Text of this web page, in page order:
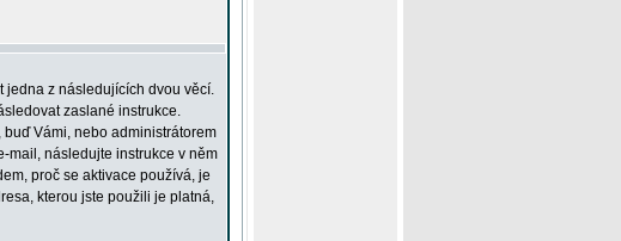
jedna z následujících dvou věcí.
zaslané instrukce.
Vámi, nebo administrátorem
mail, následujte instrukce v něm
proč se aktivace používá, je
kterou jste použili je platná,